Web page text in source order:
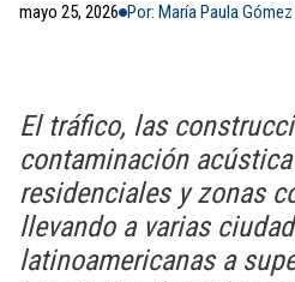
mayo 25, 2026 Por: María Paula Gómez
El tráfico, las
contaminación
residenciales y zonas
llevando a varias
latinoamericanas a